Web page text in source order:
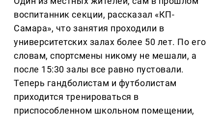
воспитанник секции, рассказал «КП-
Самара», что занятия проходили в
университетских залах более 50 лет. По его
словам, спортсмены никому не мешали, а
после 15:30 залы все равно пустовали.
Теперь гандболистам и футболистам
приходится тренироваться в
приспособленном школьном помещении,